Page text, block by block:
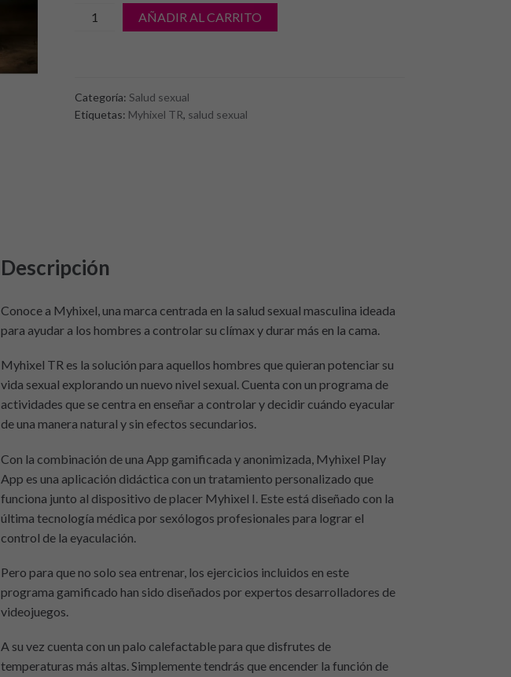
cantidad
La
Eyaculación
AÑADIR AL CARRITO
Categoría: Salud sexual
Etiquetas: Myhixel TR, salud sexual
Descripción
Conoce a Myhixel, una marca centrada en la salud sexual masculina ideada
para ayudar a los hombres a controlar su clímax y durar más en la cama.
Myhixel TR es la solución para aquellos hombres que quieran potenciar su
vida sexual explorando un nuevo nivel sexual. Cuenta con un programa de
actividades que se centra en enseñar a controlar y decidir cuándo eyacular
de una manera natural y sin efectos secundarios.
Con la combinación de una App gamificada y anonimizada, Myhixel Play
App es una aplicación didáctica con un tratamiento personalizado que
funciona junto al dispositivo de placer Myhixel I. Este está diseñado con la
última tecnología médica por sexólogos profesionales para lograr el
control de la eyaculación.
Pero para que no solo sea entrenar, los ejercicios incluidos en este
programa gamificado han sido diseñados por expertos desarrolladores de
videojuegos.
A su vez cuenta con un palo calefactable para que disfrutes de
temperaturas más altas. Simplemente tendrás que encender la función de